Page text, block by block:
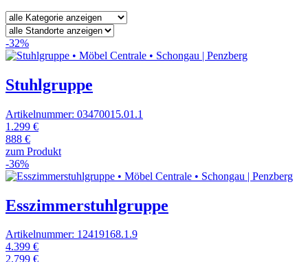
-32%
Stuhlgruppe
Artikelnummer: 03470015.01.1
1.299 €
888 €
zum Produkt
-36%
Esszimmerstuhlgruppe
Artikelnummer: 12419168.1.9
4.399 €
2.799 €